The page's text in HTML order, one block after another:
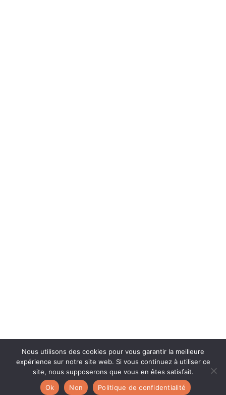
Nous utilisons des cookies pour vous garantir la meilleure
expérience sur notre site web. Si vous continuez à utiliser ce
site, nous supposerons que vous en êtes satisfait.
Ok
Non Politique de confidentialité